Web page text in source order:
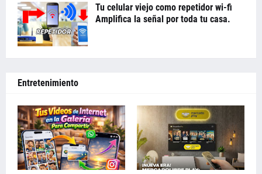
Tu celular viejo como repetidor wi-fi
Amplifica la señal por toda tu casa.
Entretenimiento